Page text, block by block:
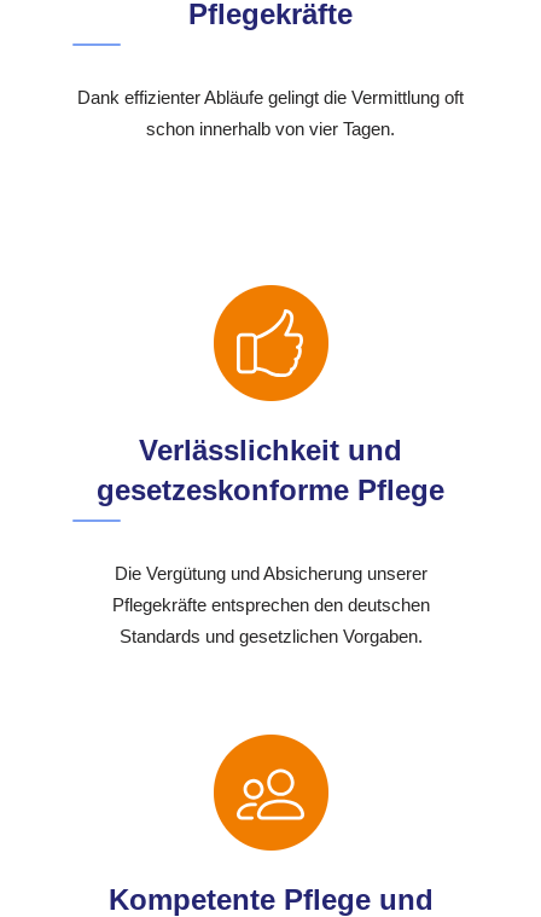
Pflegekräfte
Dank effizienter Abläufe gelingt die Vermittlung oft
schon innerhalb von vier Tagen.
Verlässlichkeit und
gesetzeskonforme Pflege
Die Vergütung und Absicherung unserer
Pflegekräfte entsprechen den deutschen
Standards und gesetzlichen Vorgaben.
Kompetente Pflege und